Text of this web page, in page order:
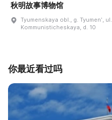
秋明故事博物馆
Tyumenskaya obl., g. Tyumenʹ, ul.
Kommunisticheskaya, d. 10
你最近看过吗